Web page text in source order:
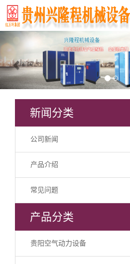
Previous
新闻分类
公司新闻
产品介绍
常见问题
产品分类
贵阳空气动力设备